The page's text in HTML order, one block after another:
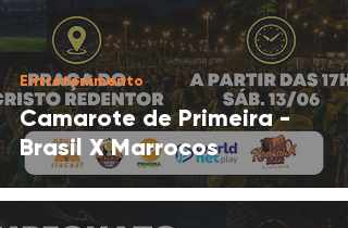
Camarote de Primeira -
Brasil X Marrocos
Entretenimento